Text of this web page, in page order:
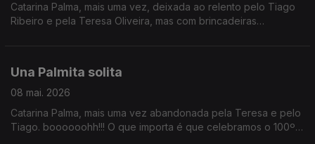
Catarina Palma, mais uma vez, deixada ao relento pelo Tiago
Ribeiro e pela Teresa Oliveira, mas com brincadeiras
Una Palmita solita
08 mai. 2026
Catarina Palma, mais uma vez abandonada pela Teresa e pelo
Tiago. boooooohh!!! O que importa é que celebramos o 100º